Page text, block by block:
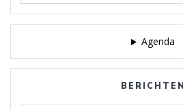
Agenda
BERICHTEN